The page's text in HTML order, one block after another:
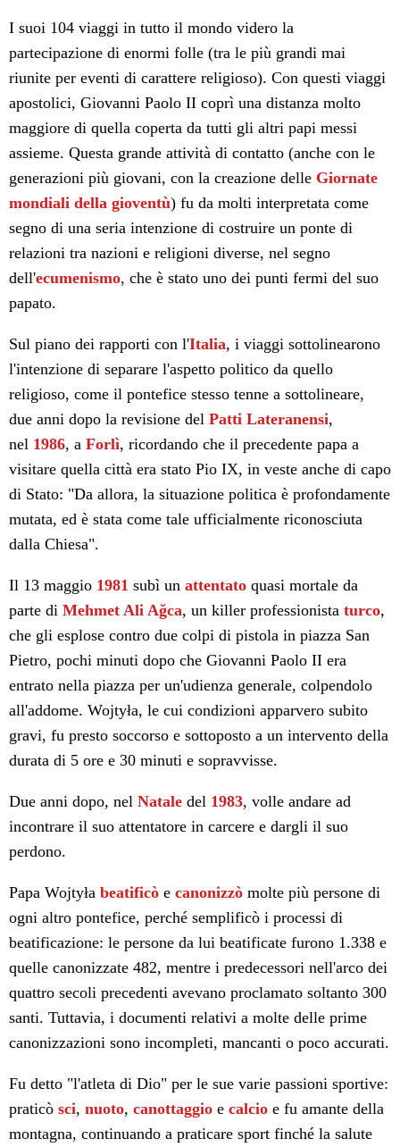
I suoi 104 viaggi in tutto il mondo videro la
partecipazione di enormi folle (tra le più grandi mai
riunite per eventi di carattere religioso). Con questi viaggi
apostolici, Giovanni Paolo II coprì una distanza molto
maggiore di quella coperta da tutti gli altri papi messi
assieme. Questa grande attività di contatto (anche con le
generazioni più giovani, con la creazione delle Giornate
mondiali della gioventù) fu da molti interpretata come
segno di una seria intenzione di costruire un ponte di
relazioni tra nazioni e religioni diverse, nel segno
dell'ecumenismo, che è stato uno dei punti fermi del suo
papato.
Sul piano dei rapporti con l'Italia, i viaggi sottolinearono
l'intenzione di separare l'aspetto politico da quello
religioso, come il pontefice stesso tenne a sottolineare,
due anni dopo la revisione del Patti Lateranensi,
nel 1986, a Forlì, ricordando che il precedente papa a
visitare quella città era stato Pio IX, in veste anche di capo
di Stato: "Da allora, la situazione politica è profondamente
mutata, ed è stata come tale ufficialmente riconosciuta
dalla Chiesa".
Il 13 maggio 1981 subì un attentato quasi mortale da
parte di Mehmet Ali Ağca, un killer professionista turco,
che gli esplose contro due colpi di pistola in piazza San
Pietro, pochi minuti dopo che Giovanni Paolo II era
entrato nella piazza per un'udienza generale, colpendolo
all'addome. Wojtyła, le cui condizioni apparvero subito
gravi, fu presto soccorso e sottoposto a un intervento della
durata di 5 ore e 30 minuti e sopravvisse.
Due anni dopo, nel Natale del 1983, volle andare ad
incontrare il suo attentatore in carcere e dargli il suo
perdono.
Papa Wojtyła beatificò e canonizzò molte più persone di
ogni altro pontefice, perché semplificò i processi di
beatificazione: le persone da lui beatificate furono 1.338 e
quelle canonizzate 482, mentre i predecessori nell'arco dei
quattro secoli precedenti avevano proclamato soltanto 300
santi. Tuttavia, i documenti relativi a molte delle prime
canonizzazioni sono incompleti, mancanti o poco accurati.
Fu detto "l'atleta di Dio" per le sue varie passioni sportive:
praticò sci, nuoto, canottaggio e calcio e fu amante della
montagna, continuando a praticare sport finché la salute